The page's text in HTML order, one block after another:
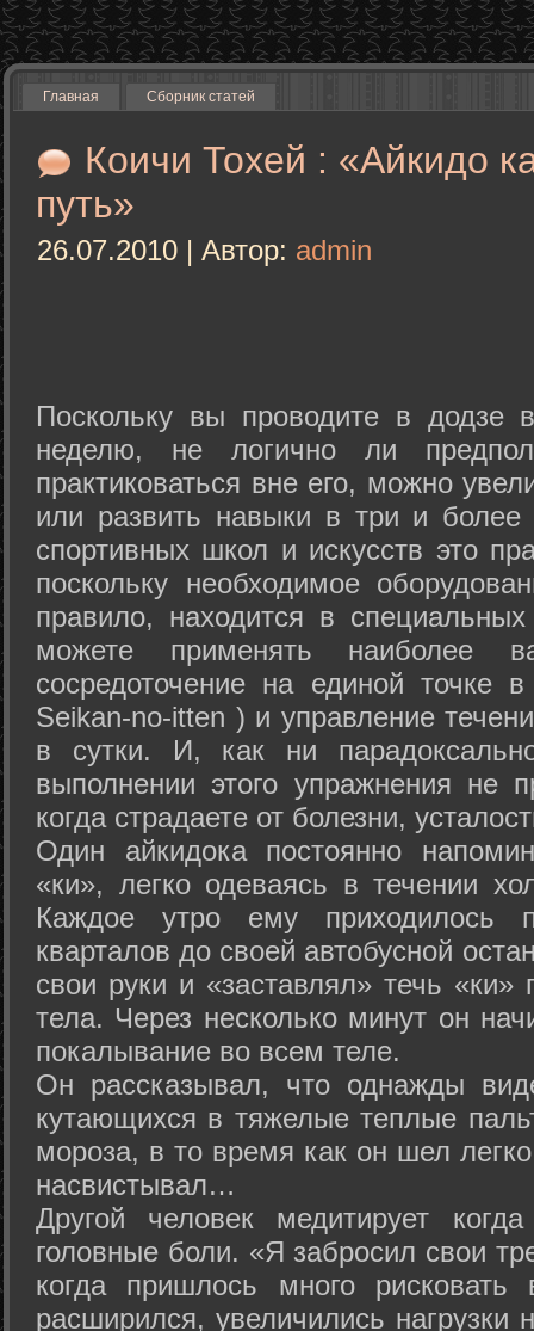
Главная Сборник статей
Коичи Тохей : «Айкидо
путь»
26.07.2010 | Автор: admin
Поскольку вы проводите в додзе
неделю, не логично ли
практиковаться вне его, можно
или развить навыки в три и
спортивных школ и искусств это
поскольку необходимое
правило, находится в
можете применять наиболее
сосредоточение на единой точке
Seikan-­no-­itten ) и управление
в сутки. И, как ни
выполнении этого упражнения не
когда страдаете от болезни,
Один айкидока постоянно
«ки», легко одеваясь в течении
Каждое утро ему приходилось
кварталов до своей автобусной
свои руки и «заставлял» течь «ки»
тела. Через несколько минут он
покалывание во всем теле.
Он рассказывал, что однажды
кутающихся в тяжелые теплые
мороза, в то время как он шел
насвистывал…
Другой человек медитирует
головные боли. «Я забросил свои
когда пришлось много
расширился, увеличились нагрузки